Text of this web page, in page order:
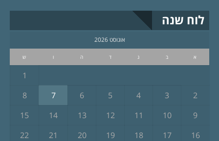
לוח שנה
אוגוסט 2026
א ב ג ד ה ו ש
1
2
3
4
5
6
7
8
9
10
11
12
13
14
15
16
17
18
19
20
21
22